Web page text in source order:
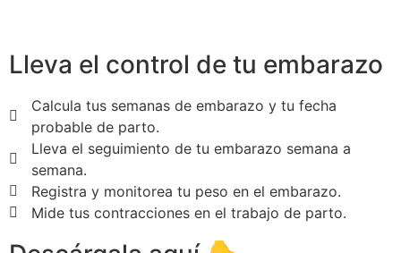
Lleva el control de tu embarazo
Calcula tus semanas de embarazo y tu fecha
probable de parto.
Lleva el seguimiento de tu embarazo semana a
semana.
Registra y monitorea tu peso en el embarazo.
Mide tus contracciones en el trabajo de parto.